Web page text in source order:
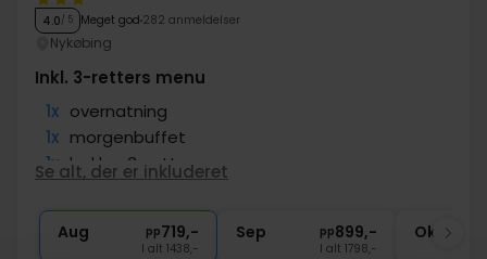
4.0/ 5 Meget god 282 anmeldelser
Nykøbing
Inkl. 3-retters menu
1x overnatning
1x morgenbuffet
1x lækker 3-retters menu
∞ Gratis parkering
Se alt, der er inkluderet
Aug pp719,-
I alt 1438,-
Sep pp899,-
I alt 1798,-
Okt